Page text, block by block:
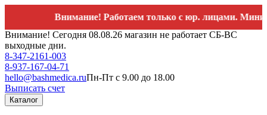
Внимание! Работаем только с юр. лицами.
Внимание! Сегодня 08.08.26 магазин не работает СБ-ВС
выходные дни.
8-347-2161-003
8-937-167-04-71
hello@bashmedica.ruПн-Пт с 9.00 до 18.00
Выписать счет
Каталог